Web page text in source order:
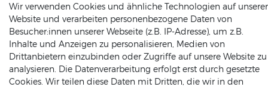
info@dekowunder.de
ZAHLUNGSARTEN INFORMATIONEN
Wir verwenden Cookies und ähnliche Technologien auf unserer
Website und verarbeiten personenbezogene Daten von
Besucher:innen unserer Webseite (z.B. IP-Adresse), um z.B.
Inhalte und Anzeigen zu personalisieren, Medien von
Drittanbietern einzubinden oder Zugriffe auf unsere Website zu
analysieren. Die Datenverarbeitung erfolgt erst durch gesetzte
Cookies. Wir teilen diese Daten mit Dritten, die wir in den